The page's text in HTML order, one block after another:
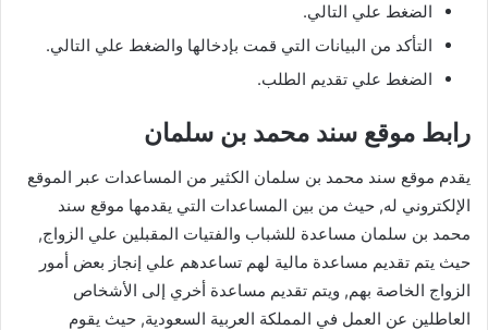
الضغط علي التالي.
التأكد من البيانات التي قمت بإدخالها والضغط علي التالي.
الضغط علي تقديم الطلب.
رابط موقع سند محمد بن سلمان
يقدم موقع سند محمد بن سلمان الكثير من المساعدات عبر الموقع
الإلكتروني له, حيث من بين المساعدات التي يقدمها موقع سند
محمد بن سلمان مساعدة للشباب والفتيات المقبلين علي الزواج,
حيث يتم تقديم مساعدة مالية لهم تساعدهم علي إنجاز بعض أمور
الزواج الخاصة بهم, ويتم تقديم مساعدة أخري إلى الأشخاص
العاطلين عن العمل في المملكة العربية السعودية, حيث يقوم